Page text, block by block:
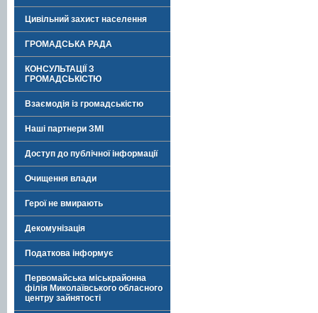
Цивільний захист населення
ГРОМАДСЬКА РАДА
КОНСУЛЬТАЦІЇ З
ГРОМАДСЬКІСТЮ
Взаємодія із громадськістю
Наші партнери ЗМІ
Доступ до публічної інформації
Очищення влади
Герої не вмирають
Декомунізація
Податкова інформує
Первомайська міськрайонна
філія Миколаївського обласного
центру зайнятості